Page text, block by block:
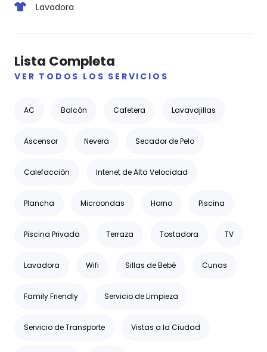
Lavadora
Lista Completa
VER TODOS LOS SERVICIOS
AC Balcón Cafetera Lavavajillas
Ascensor Nevera Secador de Pelo
Calefacción Intenet de Alta Velocidad
Plancha Microondas Horno Piscina
Piscina Privada Terraza Tostadora TV
Lavadora Wifi Sillas de Bebé Cunas
Family Friendly Servicio de Limpieza
Servicio de Transporte Vistas a la Ciudad